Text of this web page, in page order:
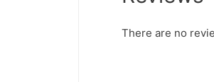
There are no